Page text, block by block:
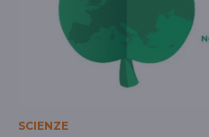
SCIENZE